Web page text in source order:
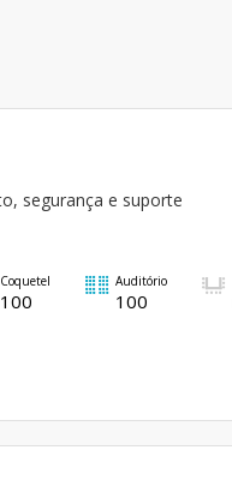
segurança e suporte
Coquetel
100
Auditório
100